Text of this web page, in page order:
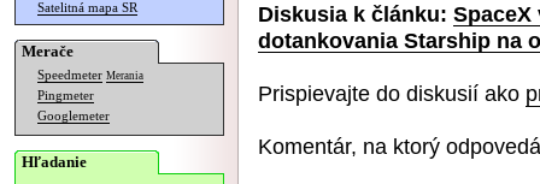
Satelitná mapa SR
Merače
Speedmeter Merania
Pingmeter
Googlemeter
Hľadanie
Diskusia k článku:
dotankovania Starship na
Prispievajte do diskusií ako
Komentár, na ktorý